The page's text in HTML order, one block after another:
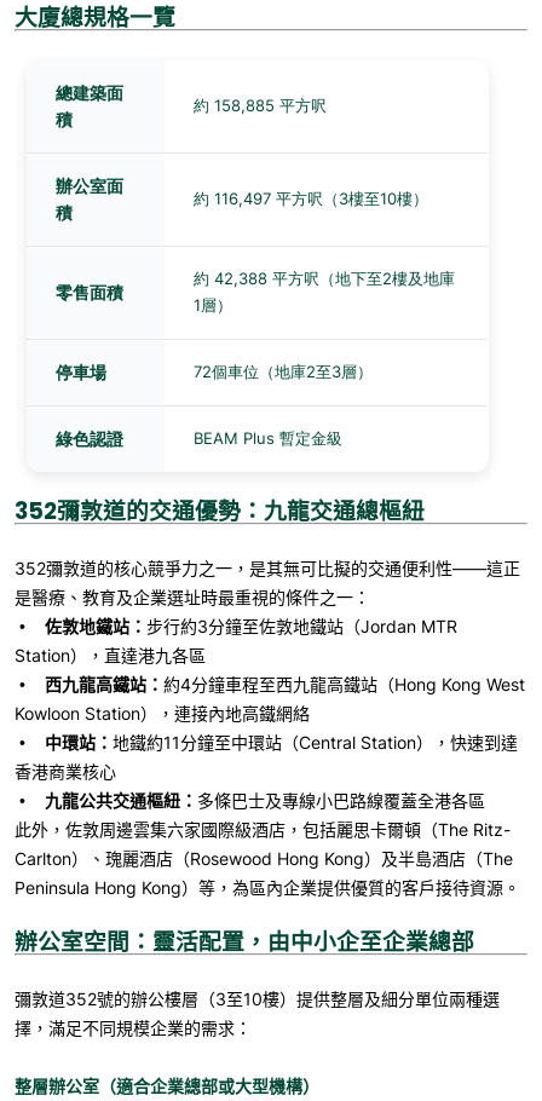
大廈總規格一覽
總建築面
積
約 158,885 平方呎
辦公室面
積
約 116,497 平方呎（3樓至10樓）
零售面積
約 42,388 平方呎（地下至2樓及地庫
1層）
停車場 72個車位（地庫2至3層）
綠色認證 BEAM Plus 暫定金級
352彌敦道的交通優勢：九龍交通總樞紐
352彌敦道的核心競爭力之一，是其無可比擬的交通便利性——這正
是醫療、教育及企業選址時最重視的條件之一：
• 佐敦地鐵站： 步行約3分鐘至佐敦地鐵站（Jordan MTR
Station），直達港九各區
• 西九龍高鐵站： 約4分鐘車程至西九龍高鐵站（Hong Kong West
Kowloon Station），連接內地高鐵網絡
• 中環站： 地鐵約11分鐘至中環站（Central Station），快速到達
香港商業核心
• 九龍公共交通樞紐： 多條巴士及專線小巴路線覆蓋全港各區
此外，佐敦周邊雲集六家國際級酒店，包括麗思卡爾頓（The Ritz-
Carlton）、瑰麗酒店（Rosewood Hong Kong）及半島酒店（The
Peninsula Hong Kong）等，為區內企業提供優質的客戶接待資源。
辦公室空間：靈活配置，由中小企至企業總部
彌敦道352號的辦公樓層（3至10樓）提供整層及細分單位兩種選
擇，滿足不同規模企業的需求：
整層辦公室（適合企業總部或大型機構）